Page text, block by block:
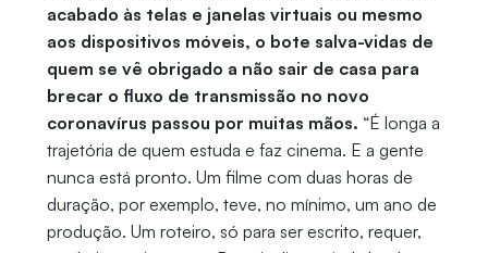
acabado às telas e janelas virtuais ou mesmo
aos dispositivos móveis, o bote salva-vidas de
quem se vê obrigado a não sair de casa para
brecar o fluxo de transmissão no novo
coronavírus passou por muitas mãos. “É longa a
trajetória de quem estuda e faz cinema. E a gente
nunca está pronto. Um filme com duas horas de
duração, por exemplo, teve, no mínimo, um ano de
produção. Um roteiro, só para ser escrito, requer,